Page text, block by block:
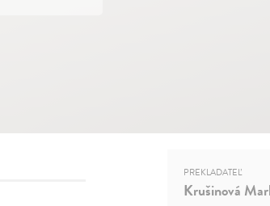
PREKLADATEĽ
Krušinová